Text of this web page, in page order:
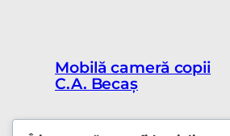
Mobilă cameră copii
C.A. Becaș